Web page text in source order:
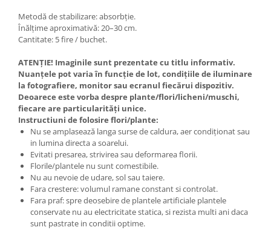
Metodă de stabilizare: absorbție.
Înălțime aproximativă: 20–30 cm.
Cantitate: 5 fire / buchet.
ATENȚIE! Imaginile sunt prezentate cu titlu informativ.
Nuanțele pot varia în funcție de lot, condițiile de iluminare
la fotografiere, monitor sau ecranul fiecărui dispozitiv.
Deoarece este vorba despre plante/flori/licheni/muschi,
fiecare are particularități unice.
Instructiuni de folosire flori/plante:
Nu se amplasează langa surse de caldura, aer condiționat sau
in lumina directa a soarelui.
Evitati presarea, strivirea sau deformarea florii.
Florile/plantele nu sunt comestibile.
Nu au nevoie de udare, sol sau taiere.
Fara crestere: volumul ramane constant si controlat.
Fara praf: spre deosebire de plantele artificiale plantele
conservate nu au electricitate statica, si rezista multi ani daca
sunt pastrate in conditii optime.